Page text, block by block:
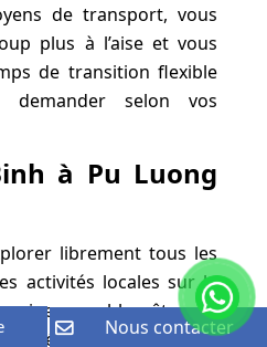
de transport, vous
plus à l’aise et vous
de transition flexible
selon vos
à Pu Luong
librement tous les
activités locales sur la
semble être la
Plusieurs bus de
Nous contacter